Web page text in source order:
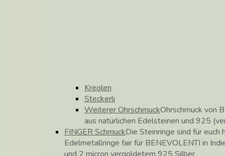
Kreolen
Steckerli
Weiterer OhrschmuckOhrschmuck von
aus natürlichen Edelsteinen und 925
FINGER SchmuckDie Steinringe sind für
Edelmetallringe fair für BENEVOLENTI in